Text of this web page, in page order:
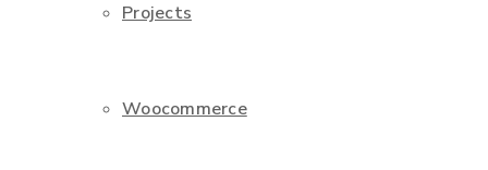
Projects
Woocommerce